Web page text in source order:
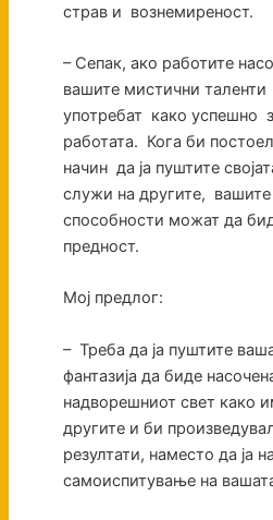
страв и вознемиреност.
– Сепак, ако работите
вашите мистични
употребат како успешно
работата. Кога би
начин да ја пуштите
служи на другите, вашите
способности можат да
предност.
Мој предлог:
– Треба да ја пуштите
фантазија да биде
надворешниот свет како
другите и би
резултати, наместо да ја
самоиспитување на